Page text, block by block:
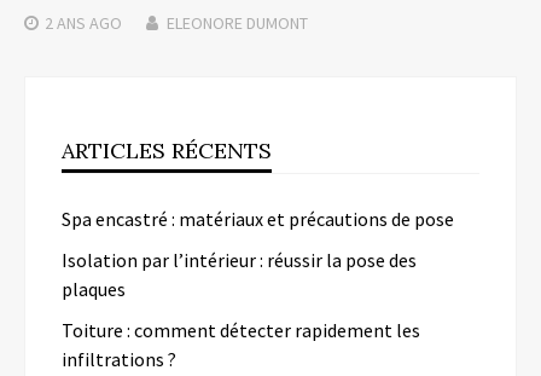
2 ANS AGO ELEONORE DUMONT
ARTICLES RÉCENTS
Spa encastré : matériaux et précautions de pose
Isolation par l’intérieur : réussir la pose des
plaques
Toiture : comment détecter rapidement les
infiltrations ?